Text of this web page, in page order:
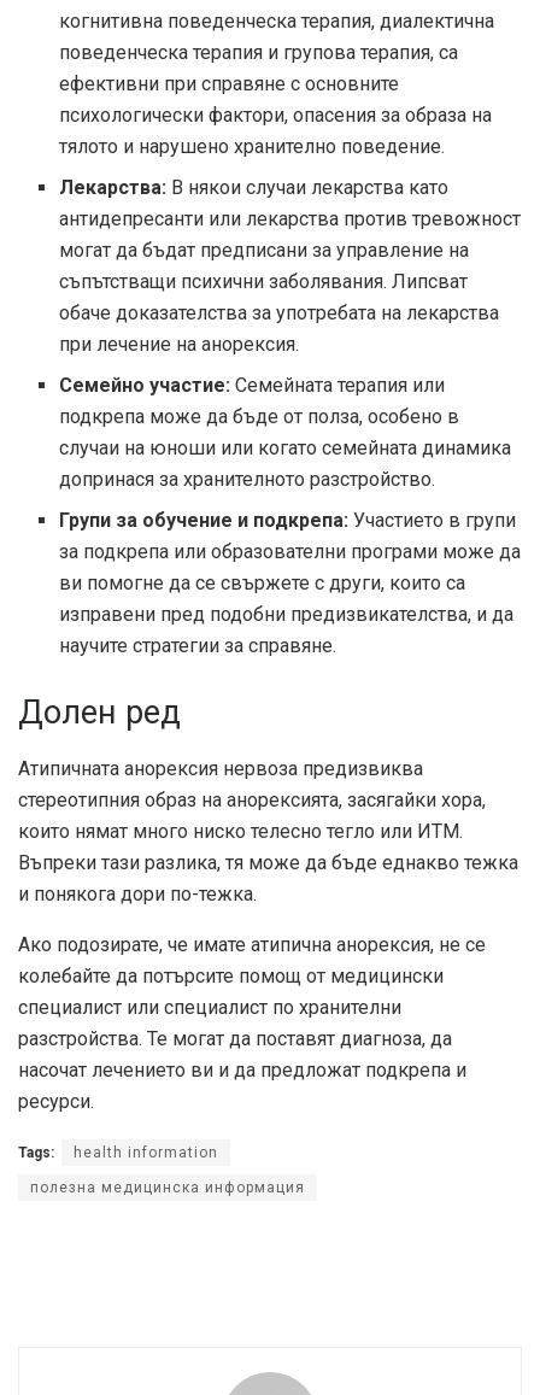
когнитивна поведенческа терапия, диалектична
поведенческа терапия и групова терапия, са
ефективни при справяне с основните
психологически фактори, опасения за образа на
тялото и нарушено хранително поведение.
Лекарства: В някои случаи лекарства като
антидепресанти или лекарства против тревожност
могат да бъдат предписани за управление на
съпътстващи психични заболявания. Липсват
обаче доказателства за употребата на лекарства
при лечение на анорексия.
Семейно участие: Семейната терапия или
подкрепа може да бъде от полза, особено в
случаи на юноши или когато семейната динамика
допринася за хранителното разстройство.
Групи за обучение и подкрепа: Участието в групи
за подкрепа или образователни програми може да
ви помогне да се свържете с други, които са
изправени пред подобни предизвикателства, и да
научите стратегии за справяне.
Долен ред
Атипичната анорексия нервоза предизвиква
стереотипния образ на анорексията, засягайки хора,
които нямат много ниско телесно тегло или ИТМ.
Въпреки тази разлика, тя може да бъде еднакво тежка
и понякога дори по-тежка.
Ако подозирате, че имате атипична анорексия, не се
колебайте да потърсите помощ от медицински
специалист или специалист по хранителни
разстройства. Те могат да поставят диагноза, да
насочат лечението ви и да предложат подкрепа и
ресурси.
Tags: health information
полезна медицинска информация